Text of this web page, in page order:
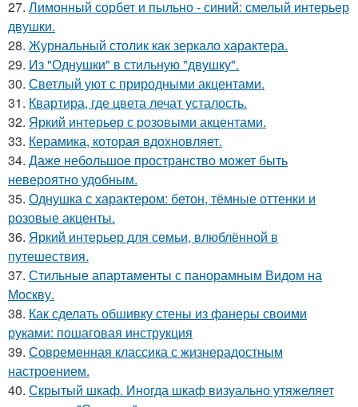
27. Лимонный сорбет и пыльно - синий: смелый интерьер
двушки.
28. Журнальный столик как зеркало характера.
29. Из "Однушки" в стильную "двушку".
30. Светлый уют с природными акцентами.
31. Квартира, где цвета лечат усталость.
32. Яркий интерьер с розовыми акцентами.
33. Керамика, которая вдохновляет.
34. Даже небольшое пространство может быть
невероятно удобным.
35. Однушка с характером: бетон, тёмные оттенки и
розовые акценты.
36. Яркий интерьер для семьи, влюблённой в
путешествия.
37. Стильные апартаменты с панорамным Видом на
Москву.
38. Как сделать обшивку стены из фанеры своими
руками: пошаговая инструкция
39. Современная классика с жизнерадостным
настроением.
40. Скрытый шкаф. Иногда шкаф визуально утяжеляет